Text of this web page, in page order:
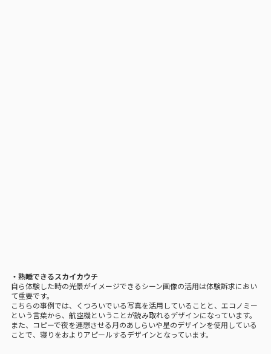
・熟睡できるスカイカウチ
自ら体験した時の光景がイメージできるシーン画像の活用は体験訴求におい
て重要です。
こちらの事例では、くつろいでいる写真を活用していることと、エコノミー
という言葉から、航空機ということが読み取れるデザインになっています。
また、コピーで夜を連想させる月のあしらいや星のデザインを使用している
ことで、寝りをおよりアピールするデザインとなっています。